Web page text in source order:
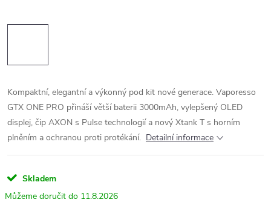
Kompaktní, elegantní a výkonný pod kit nové generace. Vaporesso
GTX ONE PRO přináší větší baterii 3000mAh, vylepšený OLED
displej, čip AXON s Pulse technologií a nový Xtank T s horním
plněním a ochranou proti protékání. Detailní informace
Skladem
11.8.2026